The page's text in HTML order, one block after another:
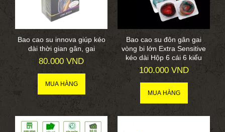
Bao cao su innova giúp kéo
dài thời gian gân, gai
80.000 VND
Bao cao su đôn gân gai
vòng bi lớn Extra Sensitive
kéo dài Hộp 6 cái 6 kiểu
100.000 VND